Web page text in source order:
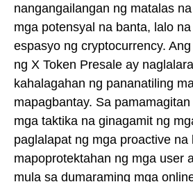
nangangailangan ng matalas
mga potensyal na banta, lalo
espasyo ng cryptocurrency.
ng X Token Presale ay
kahalagahan ng pananatiling
mapagbantay. Sa
mga taktika na ginagamit ng
paglalapat ng mga proactive na
mapoprotektahan ng mga user
mula sa dumaraming mga